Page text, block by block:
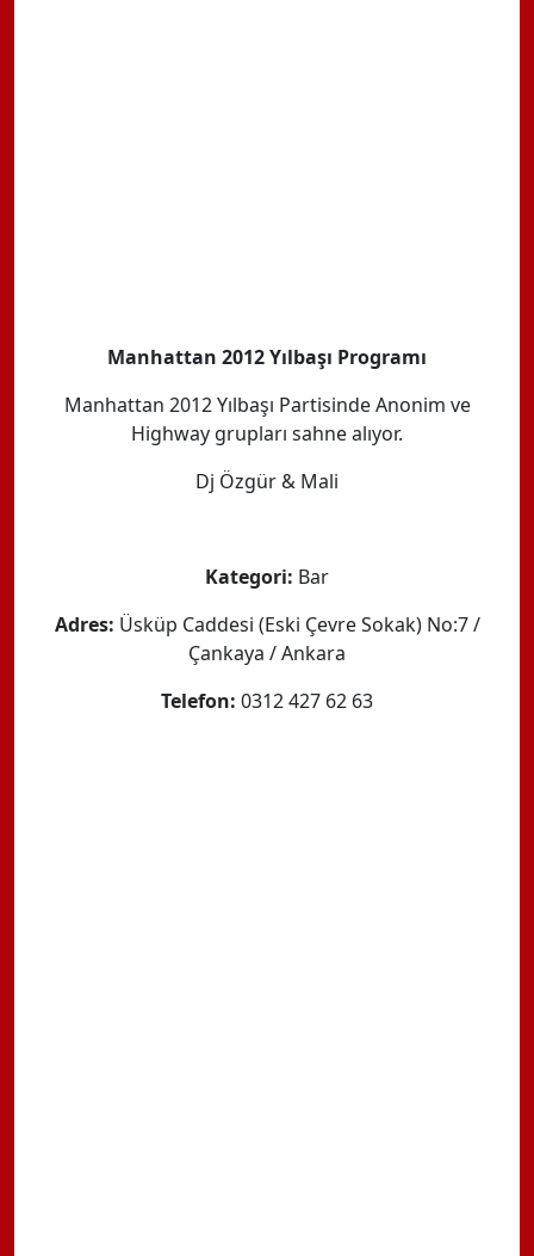
Manhattan 2012 Yılbaşı Programı
Manhattan 2012 Yılbaşı Partisinde Anonim ve
Highway grupları sahne alıyor.
Dj Özgür & Mali
Kategori: Bar
Adres: Üsküp Caddesi (Eski Çevre Sokak) No:7 /
Çankaya / Ankara
Telefon: 0312 427 62 63